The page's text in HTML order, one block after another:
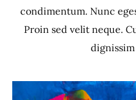
condimentum. Nunc
Proin sed velit neque.